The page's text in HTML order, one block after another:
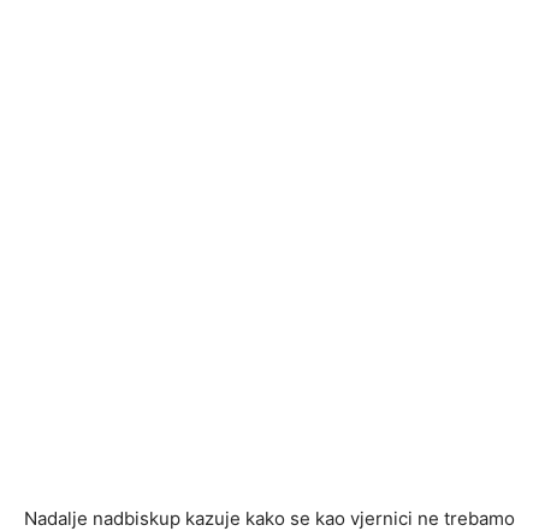
Nadalje nadbiskup kazuje kako se kao vjernici ne trebamo